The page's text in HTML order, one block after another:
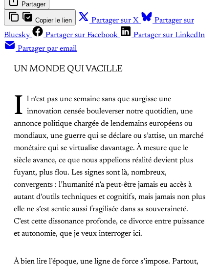
Partager
Copier le lien Partager sur X
Partager sur
Bluesky
Partager sur Facebook
Partager sur LinkedIn
Partager par email
UN MONDE QUI VACILLE
I l n’est pas une semaine sans que surgisse une
innovation censée bouleverser notre quotidien, une
annonce politique chargée de lendemains européens ou
mondiaux, une guerre qui se déclare ou s’attise, un marché
monétaire qui se virtualise davantage. À mesure que le
siècle avance, ce que nous appelions réalité devient plus
fuyant, plus flou. Les signes sont là, nombreux,
convergents : l’humanité n’a peut-être jamais eu accès à
autant d’outils techniques et cognitifs, mais jamais non plus
elle ne s’est sentie aussi fragilisée dans sa souveraineté.
C’est cette dissonance profonde, ce divorce entre puissance
et autonomie, que je veux interroger ici.
À bien lire l’époque, une ligne de force s’impose. Partout,